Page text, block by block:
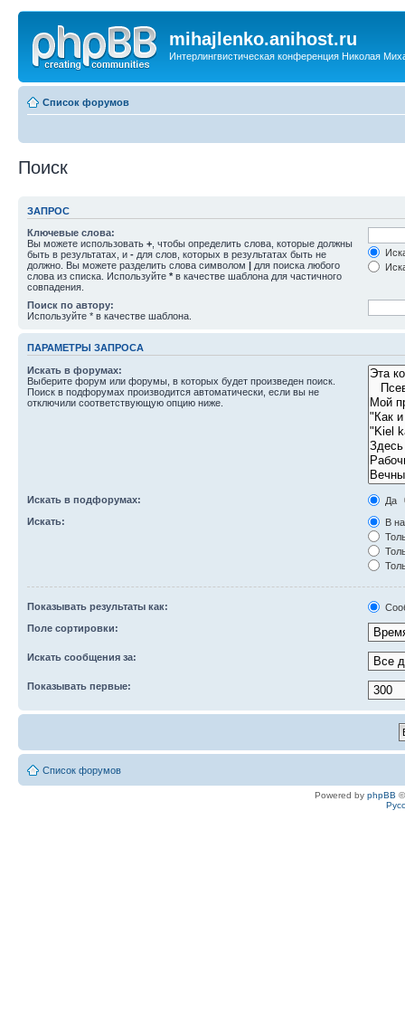
mihajlenko.anihost.ru
Интерлингвистическая конференция Николая
Список форумов
Поиск
ЗАПРОС
Ключевые слова:
Вы можете использовать + , чтобы определить слова, которые должны
быть в результатах, и - для слов, которых в результатах быть не
должно. Вы можете разделить слова символом | для поиска любого
слова из списка. Используйте * в качестве шаблона для частичного
совпадения.
Поиск по автору:
Используйте * в качестве шаблона.
ПАРАМЕТРЫ ЗАПРОСА
Искать в форумах:
Выберите форум или форумы, в которых будет произведен поиск.
Поиск в подфорумах производится автоматически, если вы не
отключили соответствующую опцию ниже.
Искать в подфорумах:
Да
Искать:
В
Показывать результаты как:
Поле сортировки:
Искать сообщения за:
Показывать первые:
Список форумов
Powered by phpBB